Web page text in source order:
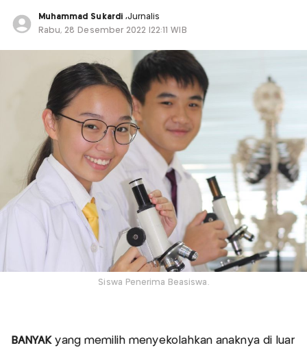
Muhammad Sukardi ,Jurnalis
Rabu, 28 Desember 2022 |22:11 WIB
Siswa Penerima Beasiswa.
BANYAKyang memilih menyekolahkan anaknya di luar